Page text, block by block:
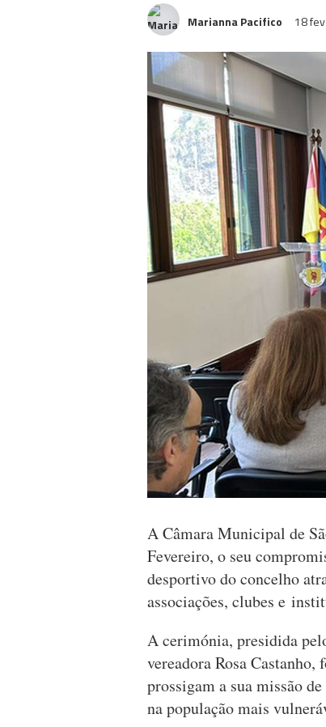
Marianna Pacifico 18
A Câmara Municipal de
Fevereiro, o seu
desportivo do concelho
associações, clubes e
A cerimónia, presidida
vereadora Rosa
prossigam a sua missão
na população mais